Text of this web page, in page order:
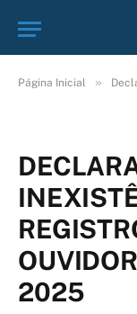
Página Inicial »
2025